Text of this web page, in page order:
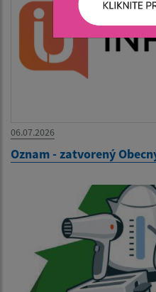
06.07.2026
Oznam - zatvorený